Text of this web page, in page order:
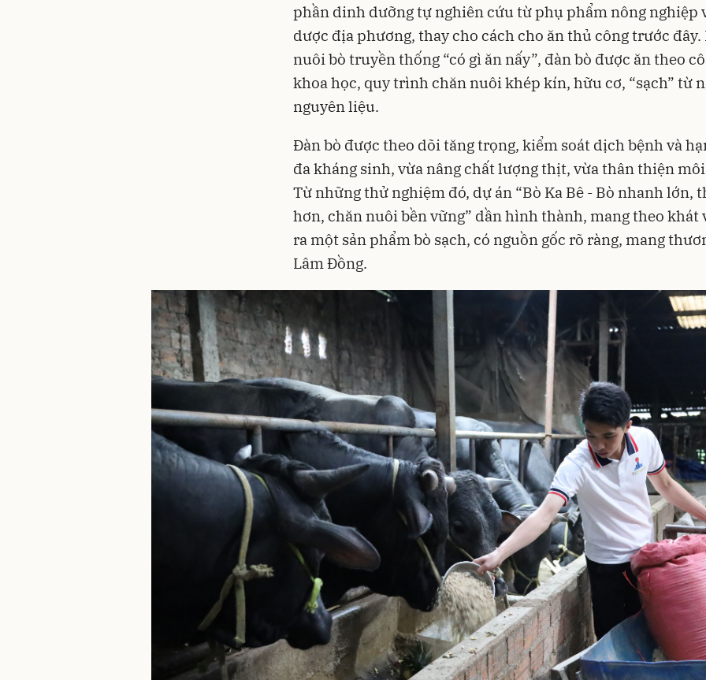
phần dinh dưỡng tự nghiên cứu từ phụ phẩm nông nghiệp
dược địa phương, thay cho cách cho ăn thủ công trước đây.
nuôi bò truyền thống “có gì ăn nấy”, đàn bò được ăn theo
khoa học, quy trình chăn nuôi khép kín, hữu cơ, “sạch” từ
nguyên liệu.
Đàn bò được theo dõi tăng trọng, kiểm soát dịch bệnh và
đa kháng sinh, vừa nâng chất lượng thịt, vừa thân thiện
Từ những thử nghiệm đó, dự án “Bò Ka Bê - Bò nhanh lớn,
hơn, chăn nuôi bền vững” dần hình thành, mang theo khát
ra một sản phẩm bò sạch, có nguồn gốc rõ ràng, mang
Lâm Đồng.